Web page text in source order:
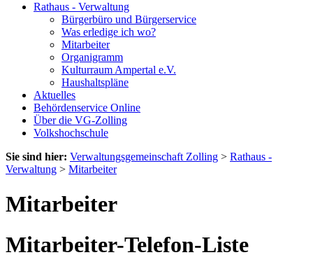
Rathaus - Verwaltung
Bürgerbüro und Bürgerservice
Was erledige ich wo?
Mitarbeiter
Organigramm
Kulturraum Ampertal e.V.
Haushaltspläne
Aktuelles
Behördenservice Online
Über die VG-Zolling
Volkshochschule
Sie sind hier: Verwaltungsgemeinschaft Zolling > Rathaus -
Verwaltung > Mitarbeiter
Mitarbeiter
Mitarbeiter-Telefon-Liste